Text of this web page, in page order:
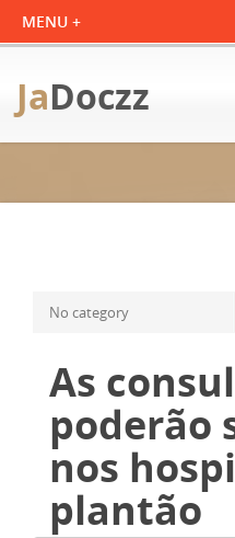
JaDoczz
No category
As
poderão
nos
plantão